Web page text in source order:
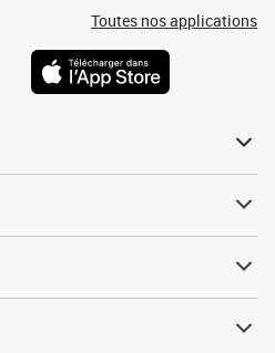
Toutes nos applications